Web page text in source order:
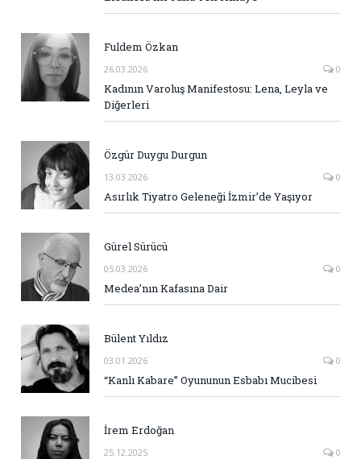
Fuldem Özkan
26.03.2026 0
Kadının Varoluş Manifestosu: Lena, Leyla ve
Diğerleri
Özgür Duygu Durgun
13.03.2026 0
Asırlık Tiyatro Geleneği İzmir’de Yaşıyor
Gürel Sürücü
05.03.2026 0
Medea’nın Kafasına Dair
Bülent Yıldız
03.01.2026 0
“Kanlı Kabare” Oyununun Esbabı Mucibesi
İrem Erdoğan
25.12.2025 0